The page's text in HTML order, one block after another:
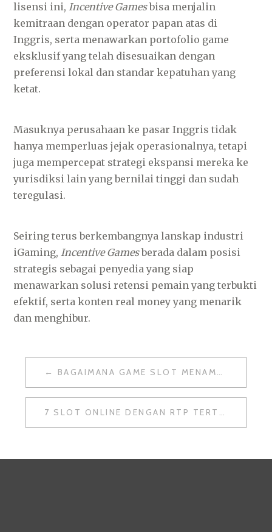
lisensi ini,Incentive Gamesbisa menjalin
kemitraan dengan operator papan atas di
Inggris, serta menawarkan portofolio game
eksklusif yang telah disesuaikan dengan
preferensi lokal dan standar kepatuhan yang
ketat.
Masuknya perusahaan ke pasar Inggris tidak
hanya memperluas jejak operasionalnya, tetapi
juga mempercepat strategi ekspansi mereka ke
yurisdiksi lain yang bernilai tinggi dan sudah
teregulasi.
Seiring terus berkembangnya lanskap industri
iGaming,Incentive Gamesberada dalam posisi
strategis sebagai penyedia yang siap
menawarkan solusi retensi pemain yang terbukti
efektif, serta konten real money yang menarik
dan menghibur.
NAVIGATION
BAGAIMANA GAME SLOT MENAMBAHKAN FITUR SOSIAL DAN MULTIPLAYER
7 SLOT ONLINE DENGAN RTP TERTINGGI UNTUK PELUANG MENANG MAKSIMAL